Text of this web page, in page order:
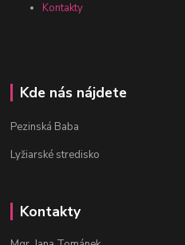
Kontakty
Kde nás nájdete
Pezinská Baba
Lyžiarské stredisko
Kontakty